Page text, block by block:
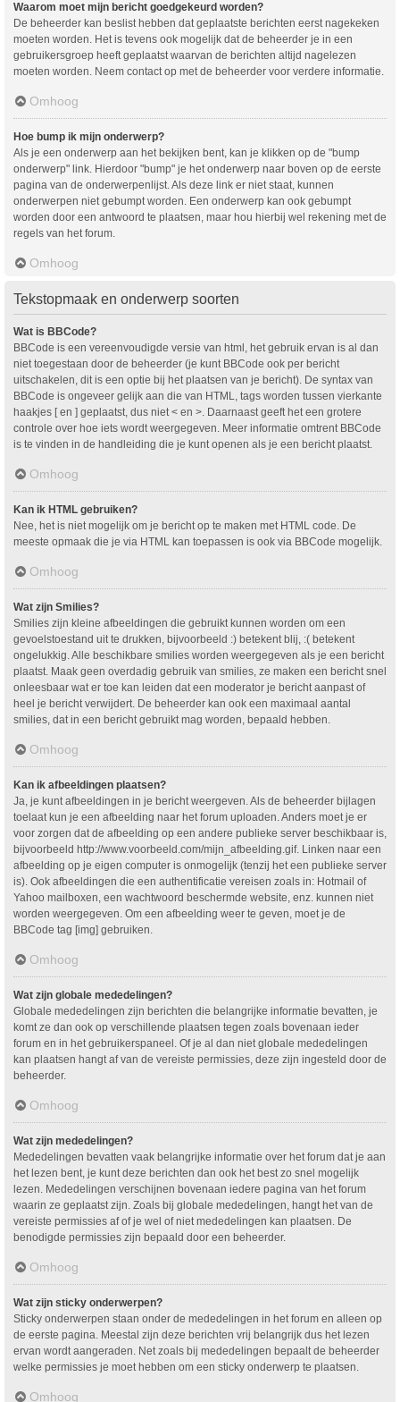
Waarom moet mijn bericht goedgekeurd worden?
De beheerder kan beslist hebben dat geplaatste berichten eerst nagekeken
moeten worden. Het is tevens ook mogelijk dat de beheerder je in een
gebruikersgroep heeft geplaatst waarvan de berichten altijd nagelezen
moeten worden. Neem contact op met de beheerder voor verdere informatie.
Omhoog
Hoe bump ik mijn onderwerp?
Als je een onderwerp aan het bekijken bent, kan je klikken op de "bump
onderwerp" link. Hierdoor "bump" je het onderwerp naar boven op de eerste
pagina van de onderwerpenlijst. Als deze link er niet staat, kunnen
onderwerpen niet gebumpt worden. Een onderwerp kan ook gebumpt
worden door een antwoord te plaatsen, maar hou hierbij wel rekening met de
regels van het forum.
Omhoog
Tekstopmaak en onderwerp soorten
Wat is BBCode?
BBCode is een vereenvoudigde versie van html, het gebruik ervan is al dan
niet toegestaan door de beheerder (je kunt BBCode ook per bericht
uitschakelen, dit is een optie bij het plaatsen van je bericht). De syntax van
BBCode is ongeveer gelijk aan die van HTML, tags worden tussen vierkante
haakjes [ en ] geplaatst, dus niet < en >. Daarnaast geeft het een grotere
controle over hoe iets wordt weergegeven. Meer informatie omtrent BBCode
is te vinden in de handleiding die je kunt openen als je een bericht plaatst.
Omhoog
Kan ik HTML gebruiken?
Nee, het is niet mogelijk om je bericht op te maken met HTML code. De
meeste opmaak die je via HTML kan toepassen is ook via BBCode mogelijk.
Omhoog
Wat zijn Smilies?
Smilies zijn kleine afbeeldingen die gebruikt kunnen worden om een
gevoelstoestand uit te drukken, bijvoorbeeld :) betekent blij, :( betekent
ongelukkig. Alle beschikbare smilies worden weergegeven als je een bericht
plaatst. Maak geen overdadig gebruik van smilies, ze maken een bericht snel
onleesbaar wat er toe kan leiden dat een moderator je bericht aanpast of
heel je bericht verwijdert. De beheerder kan ook een maximaal aantal
smilies, dat in een bericht gebruikt mag worden, bepaald hebben.
Omhoog
Kan ik afbeeldingen plaatsen?
Ja, je kunt afbeeldingen in je bericht weergeven. Als de beheerder bijlagen
toelaat kun je een afbeelding naar het forum uploaden. Anders moet je er
voor zorgen dat de afbeelding op een andere publieke server beschikbaar is,
bijvoorbeeld http://www.voorbeeld.com/mijn_afbeelding.gif. Linken naar een
afbeelding op je eigen computer is onmogelijk (tenzij het een publieke server
is). Ook afbeeldingen die een authentificatie vereisen zoals in: Hotmail of
Yahoo mailboxen, een wachtwoord beschermde website, enz. kunnen niet
worden weergegeven. Om een afbeelding weer te geven, moet je de
BBCode tag [img] gebruiken.
Omhoog
Wat zijn globale mededelingen?
Globale mededelingen zijn berichten die belangrijke informatie bevatten, je
komt ze dan ook op verschillende plaatsen tegen zoals bovenaan ieder
forum en in het gebruikerspaneel. Of je al dan niet globale mededelingen
kan plaatsen hangt af van de vereiste permissies, deze zijn ingesteld door de
beheerder.
Omhoog
Wat zijn mededelingen?
Mededelingen bevatten vaak belangrijke informatie over het forum dat je aan
het lezen bent, je kunt deze berichten dan ook het best zo snel mogelijk
lezen. Mededelingen verschijnen bovenaan iedere pagina van het forum
waarin ze geplaatst zijn. Zoals bij globale mededelingen, hangt het van de
vereiste permissies af of je wel of niet mededelingen kan plaatsen. De
benodigde permissies zijn bepaald door een beheerder.
Omhoog
Wat zijn sticky onderwerpen?
Sticky onderwerpen staan onder de mededelingen in het forum en alleen op
de eerste pagina. Meestal zijn deze berichten vrij belangrijk dus het lezen
ervan wordt aangeraden. Net zoals bij mededelingen bepaalt de beheerder
welke permissies je moet hebben om een sticky onderwerp te plaatsen.
Omhoog